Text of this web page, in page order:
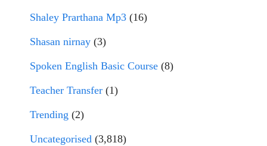
Shaley Prarthana Mp3 (16)
Shasan nirnay (3)
Spoken English Basic Course (8)
Teacher Transfer (1)
Trending (2)
Uncategorised (3,818)